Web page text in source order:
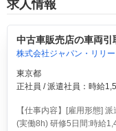
求人情報
中古車販売店の車両引
株式会社ジャパン・リリ
東京都
正社員 / 派遣社員：時給
【仕事内容】[雇用形態]
(実働8h) 研修5日間:時給